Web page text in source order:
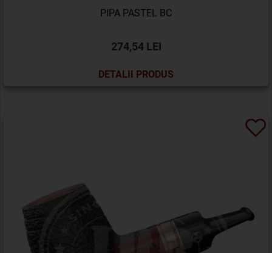
PIPA PASTEL BC
274,54 LEI
DETALII PRODUS